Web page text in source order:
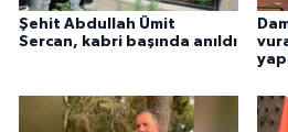
Şehit Abdullah Ümit
Sercan, kabri başında anıldı